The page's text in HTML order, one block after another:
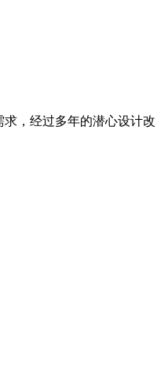
，经过多年的潜心设计改